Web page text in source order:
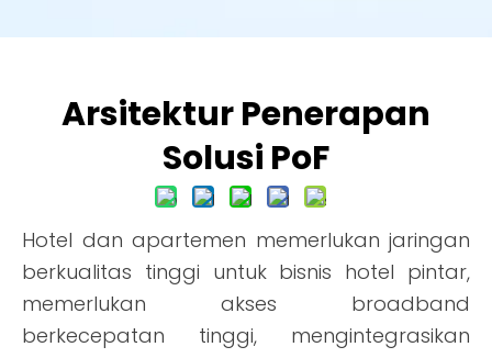
Arsitektur Penerapan
Solusi PoF
Hotel dan apartemen memerlukan jaringan
berkualitas tinggi untuk bisnis hotel pintar,
memerlukan akses broadband
berkecepatan tinggi, mengintegrasikan